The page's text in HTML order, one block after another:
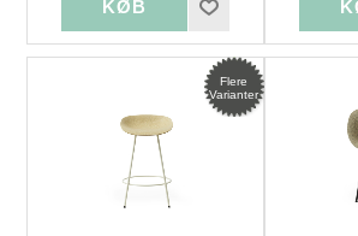
Flere
Varianter